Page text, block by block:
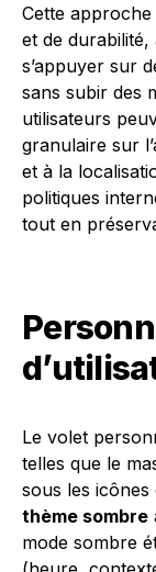
Cette approche
et de
s’appuyer sur
sans subir des
utilisateurs
granulaire sur
et à la
politiques
tout en
Le volet
telles que le
sous les icônes
thème sombre
mode sombre